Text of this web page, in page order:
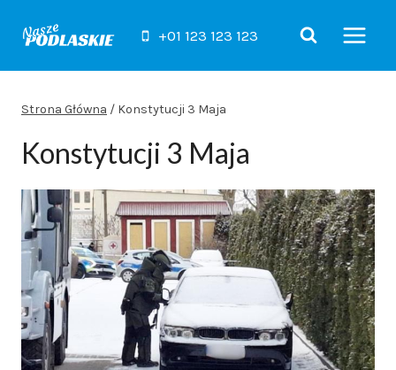
+01 123 123 123
Strona Główna / Konstytucji 3 Maja
Konstytucji 3 Maja